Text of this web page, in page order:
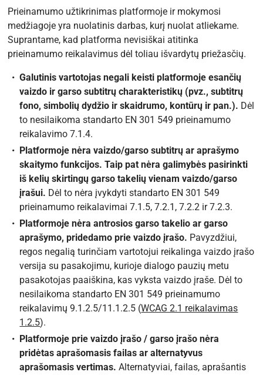
Prieinamumo užtikrinimas platformoje ir mokymosi
medžiagoje yra nuolatinis darbas, kurį nuolat atliekame.
Suprantame, kad platforma nevisiškai atitinka
prieinamumo reikalavimus dėl toliau išvardytų priežasčių.
Galutinis vartotojas negali keisti platformoje esančių
vaizdo ir garso subtitrų charakteristikų (pvz., subtitrų
fono, simbolių dydžio ir skaidrumo, kontūrų ir pan.). Dėl
to nesilaikoma standarto EN 301 549 prieinamumo
reikalavimo 7.1.4.
Platformoje nėra vaizdo/garso subtitrų ar aprašymo
skaitymo funkcijos. Taip pat nėra galimybės pasirinkti
iš kelių skirtingų garso takelių vienam vaizdo/garso
įrašui. Dėl to nėra įvykdyti standarto EN 301 549
prieinamumo reikalavimai 7.1.5, 7.2.1, 7.2.2 ir 7.2.3.
Platformoje nėra antrosios garso takelio ar garso
aprašymo, pridedamo prie vaizdo įrašo. Pavyzdžiui,
regos negalią turinčiam vartotojui reikalinga vaizdo įrašo
versija su pasakojimu, kurioje dialogo pauzių metu
pasakotojas paaiškina, kas vyksta vaizdo įraše. Dėl to
nesilaikoma standarto EN 301 549 prieinamumo
reikalavimų 9.1.2.5/11.1.2.5 (WCAG 2.1 reikalavimas
1.2.5).
Platformoje prie vaizdo įrašo / garso įrašo nėra
pridėtas aprašomasis failas ar alternatyvus
aprašomasis vertimas. Alternatyviai, failas, aprašantis